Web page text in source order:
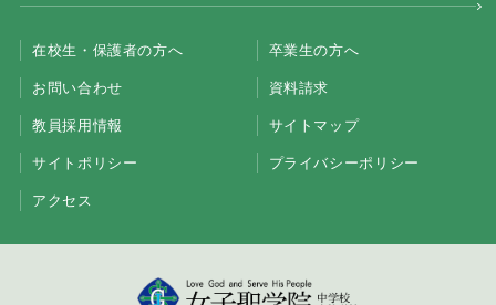
在校生・保護者の方へ 卒業生の方へ
お問い合わせ 資料請求
教員採用情報 サイトマップ
サイトポリシー プライバシーポリシー
アクセス